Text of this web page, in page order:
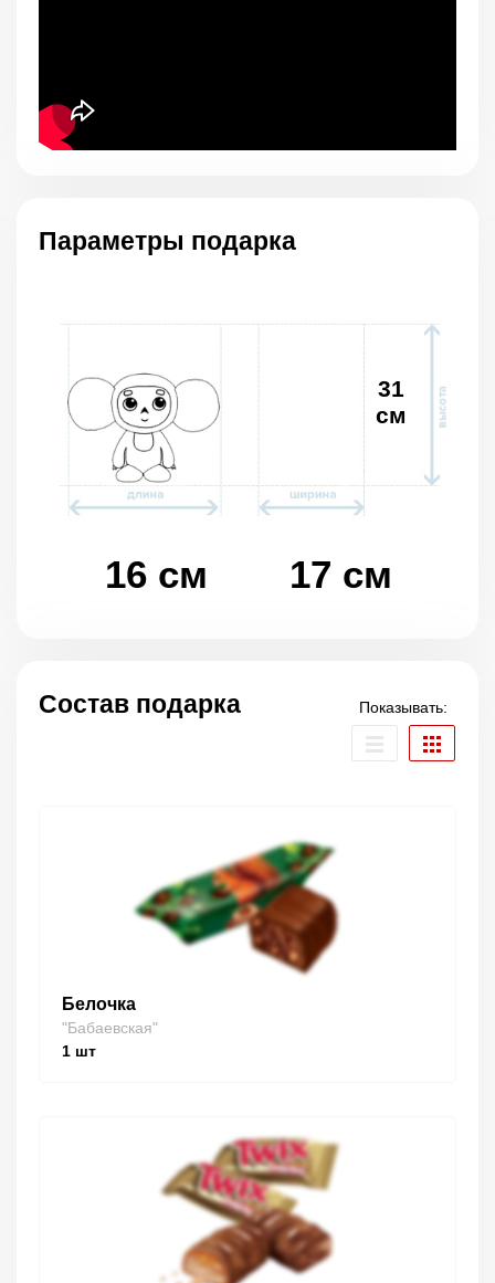
Параметры подарка
16 см 17 см
31
см
Состав подарка Показывать:
Белочка
"Бабаевская"
1 шт